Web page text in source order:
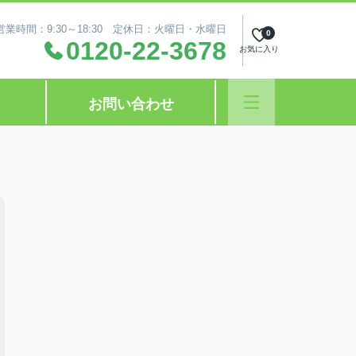
業時間：9:30～18:30 定休日：火曜日・水曜日
0120-22-3678 お気に入り
0
お問い合わせ